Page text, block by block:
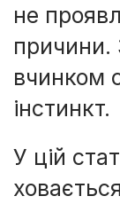
не
вчинком
інстинкт.
У цій